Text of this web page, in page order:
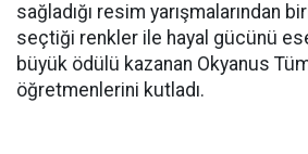
sağladığı resim yarışmalarından
seçtiği renkler ile hayal gücünü
büyük ödülü kazanan Okyanus
öğretmenlerini kutladı.